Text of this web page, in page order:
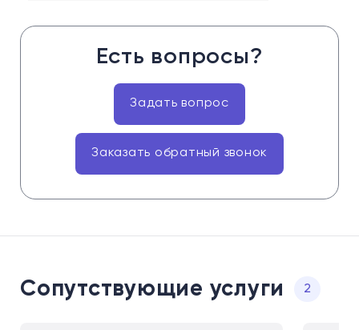
Есть вопросы?
Задать вопрос
Заказать обратный звонок
Сопутствующие услуги 2